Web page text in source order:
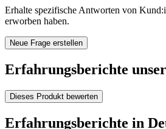
Erhalte spezifische Antworten von
erworben haben.
Neue Frage erstellen
Erfahrungsberichte
Dieses Produkt bewerten
Erfahrungsberichte in